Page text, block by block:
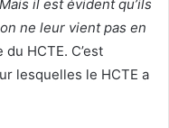
il est évident qu’ils
ne leur vient pas en
HCTE. C’est
lesquelles le HCTE a